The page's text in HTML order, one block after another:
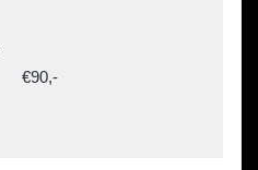
€90,-